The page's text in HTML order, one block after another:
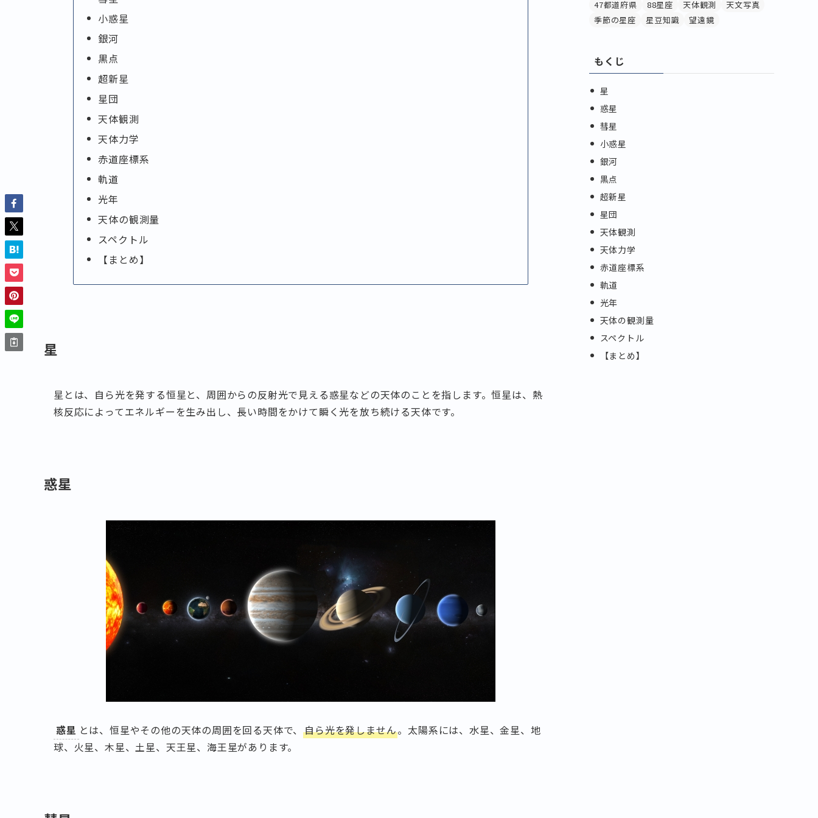
小惑星
銀河
黒点
超新星
星団
天体観測
天体力学
赤道座標系
軌道
光年
天体の観測量
スペクトル
【まとめ】
星
星とは、自ら光を発する恒星と、周囲からの反射光で見える惑星などの天体のことを指します。恒星は、熱
核反応によってエネルギーを生み出し、長い時間をかけて瞬く光を放ち続ける天体です。
惑星
惑星 とは、恒星やその他の天体の周囲を回る天体で、自ら光を発しません。太陽系には、水星、金星、地
球、火星、木星、土星、天王星、海王星があります。
47都道府県 88星座 天体観測
天文写真
季節の星座
星豆知識 望遠鏡
もくじ
星
惑星
彗星
小惑星
銀河
黒点
超新星
星団
天体観測
天体力学
赤道座標系
軌道
光年
天体の観測量
スペクトル
【まとめ】